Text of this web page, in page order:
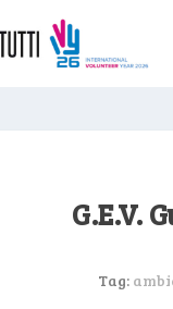
G.E.V.
Tag: